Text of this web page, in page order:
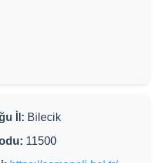
İl: Bilecik
11500